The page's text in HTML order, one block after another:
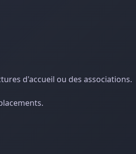
d'accueil ou des associations.